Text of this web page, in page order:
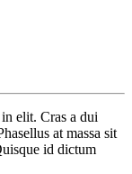
elit. Cras a dui
at massa sit
id dictum